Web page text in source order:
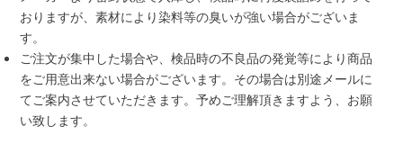
おりますが、素材により染料等の臭いが強い場合がございま
す。
ご注文が集中した場合や、検品時の不良品の発覚等により商品
をご用意出来ない場合がございます。その場合は別途メールに
てご案内させていただきます。予めご理解頂きますよう、お願
い致します。